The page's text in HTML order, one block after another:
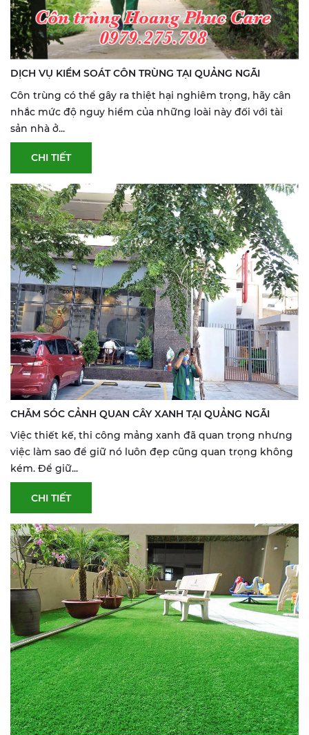
DỊCH VỤ KIỂM SOÁT CÔN TRÙNG TẠI QUẢNG NGÃI
Côn trùng có thể gây ra thiệt hại nghiêm trọng, hãy cân
nhắc mức độ nguy hiểm của những loài này đối với tài
sản nhà ở...
CHI TIẾT
CHĂM SÓC CẢNH QUAN CÂY XANH TẠI QUẢNG NGÃI
Việc thiết kế, thi công mảng xanh đã quan trọng nhưng
việc làm sao để giữ nó luôn đẹp cũng quan trọng không
kém. Để giữ...
CHI TIẾT